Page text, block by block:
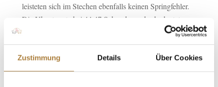
Zustimmung Details Über Cookies
leisteten sich im Stechen ebenfalls keinen Springfehler.
Die Uhr stoppte bei 44,47 Sekunden – das bedeutete
Rang zwei. Einen Abwurf im Stechen kassierten Sven
Gero Hünicke (Fehmarn) und Sunshine Brown. Mit
43,83 Sekunden wurden sie Dritte. Auf dem vierten
Rang platzierten sich Sophie Hinners (Vierden) und